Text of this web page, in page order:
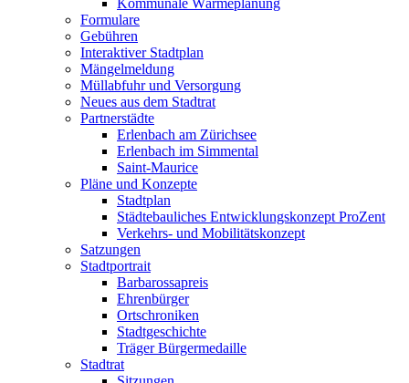
Kommunale Wärmeplanung
Formulare
Gebühren
Interaktiver Stadtplan
Mängelmeldung
Müllabfuhr und Versorgung
Neues aus dem Stadtrat
Partnerstädte
Erlenbach am Zürichsee
Erlenbach im Simmental
Saint-Maurice
Pläne und Konzepte
Stadtplan
Städtebauliches Entwicklungskonzept ProZent
Verkehrs- und Mobilitätskonzept
Satzungen
Stadtportrait
Barbarossapreis
Ehrenbürger
Ortschroniken
Stadtgeschichte
Träger Bürgermedaille
Stadtrat